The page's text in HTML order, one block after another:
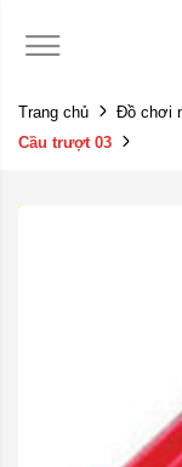
Trang chủ Đồ chơi
Cầu trượt 03